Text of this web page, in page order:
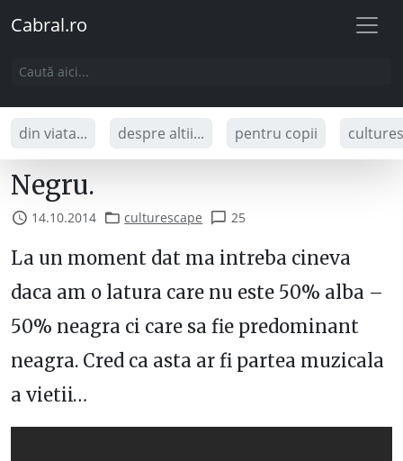
Cabral.ro
din viata... despre altii... pentru copii
Negru.
14.10.2014 culturescape 25
La un moment dat ma intreba cineva
daca am o latura care nu este 50% alba –
50% neagra ci care sa fie predominant
neagra. Cred ca asta ar fi partea muzicala
a vietii…